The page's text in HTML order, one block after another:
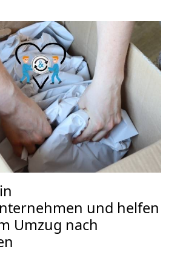
und helfen
Umzug nach